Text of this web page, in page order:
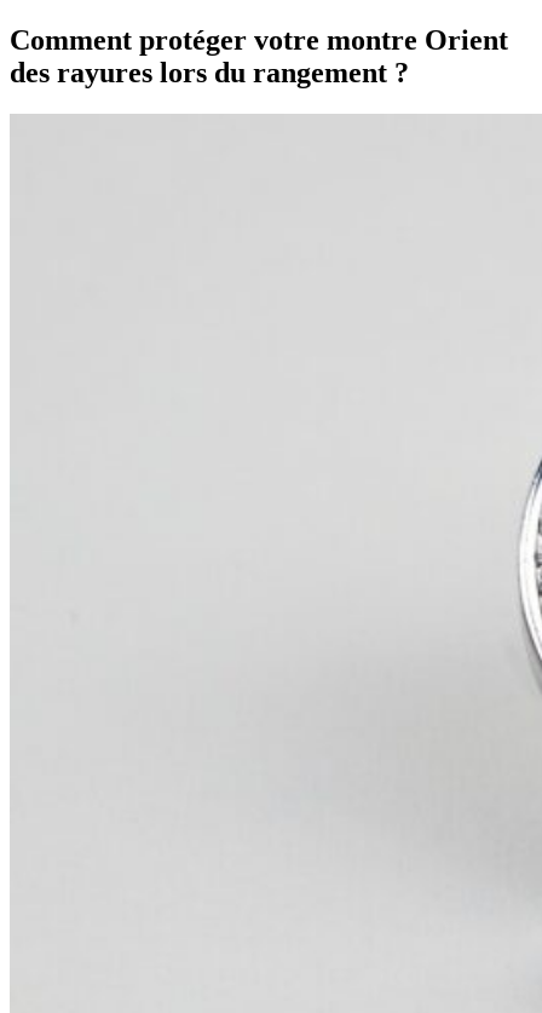
Comment protéger votre montre Orient
des rayures lors du rangement ?